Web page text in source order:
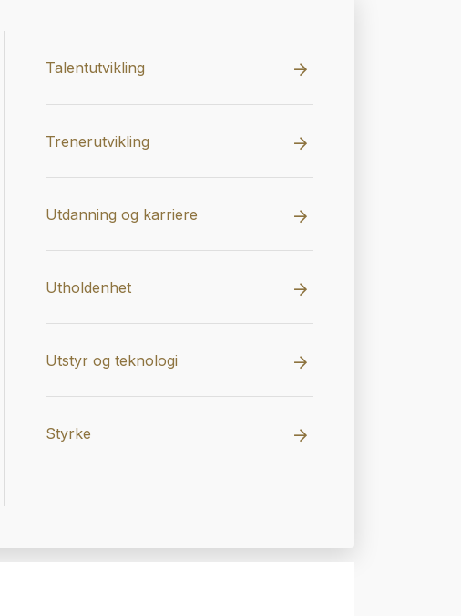
Talentutvikling
Trenerutvikling
Utdanning og karriere
Utholdenhet
Utstyr og teknologi
Styrke